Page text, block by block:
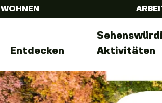
WOHNEN
Entdecken
Aktivitäten